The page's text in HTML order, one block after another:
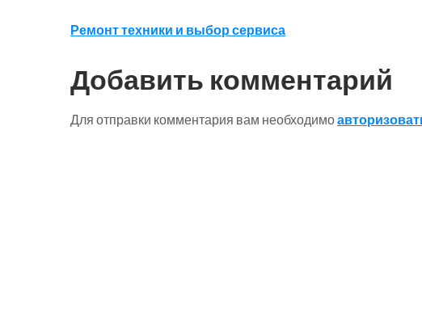
Навигация
по
записям
Ремонт техники и выбор сервиса
Добавить комментарий
Для отправки комментария вам необходимо